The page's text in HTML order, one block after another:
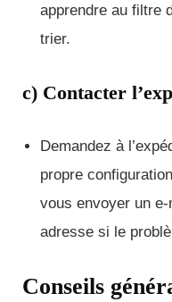
apprendre au filtre
trier.
c) Contacter
Demandez à
propre
vous envoyer un
adresse si le
Conseils